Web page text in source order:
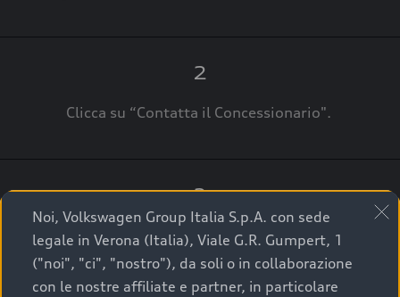
2
Clicca su “Contatta il Concessionario".
3
A breve verrai ricontattato dal Customer Care
Audi Center o direttamente dal Concessionario
che ti supporterà per finalizzare la tua richiesta.
Noi, Volkswagen Group Italia S.p.A. con sede
legale in Verona (Italia), Viale G.R. Gumpert, 1
("noi", "ci", "nostro"), da soli o in collaborazione
con le nostre affiliate e partner, in particolare